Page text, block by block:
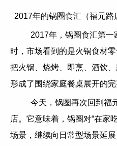
2017年的锅圈食汇（福元路
2017年，锅圈食汇第一
时，市场看到的是火锅食材
把火锅、烧烤、即烹、酒饮
形成了围绕家庭餐桌展开的完
今天，锅圈再次回到福
店。它意味着，锅圈对“在家
场景，继续向日常型场景延